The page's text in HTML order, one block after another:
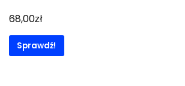
68,00zł
Sprawdź!